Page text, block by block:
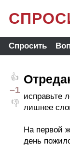
Спросить
👍
−1
👎
исправьте
лишнее
На первой
день